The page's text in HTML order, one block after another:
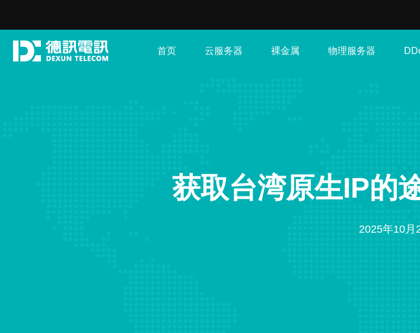
首页 云服务器 裸金属 物理服务器
获取台湾原生IP的
2025年10月